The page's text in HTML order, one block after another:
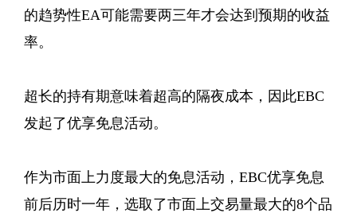
的趋势性EA可能需要两三年才会达到预期的收益
率。
超长的持有期意味着超高的隔夜成本，因此EBC
发起了优享免息活动。
作为市面上力度最大的免息活动，EBC优享免息
前后历时一年，选取了市面上交易量最大的8个品